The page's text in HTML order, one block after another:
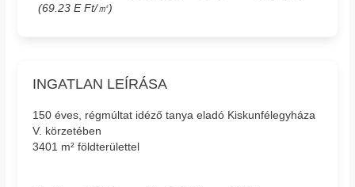
(69.23 E Ft/㎡)
INGATLAN LEÍRÁSA
150 éves, régmúltat idéző tanya eladó Kiskunfélegyháza
V. körzetében
3401 m² földterülettel